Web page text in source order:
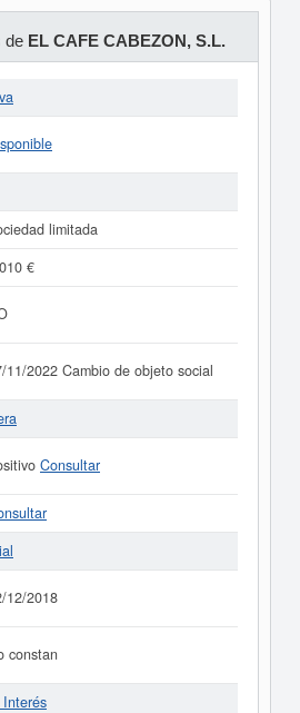
de EL CAFE CABEZON, S.L.
limitada
€
11/2022 Cambio de objeto social
Consultar
12/2018
constan